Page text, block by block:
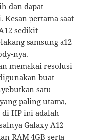
dan dapat
pertama saat
sedikit
samsung a12
nya.
memakai resolusi
buat
satu
paling utama,
HP ini adalah
Galaxy A12
RAM 4GB serta